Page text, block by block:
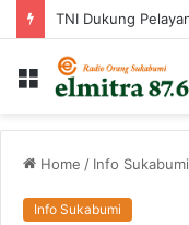
Menu
Home / Info Sukabumi
Info Sukabumi